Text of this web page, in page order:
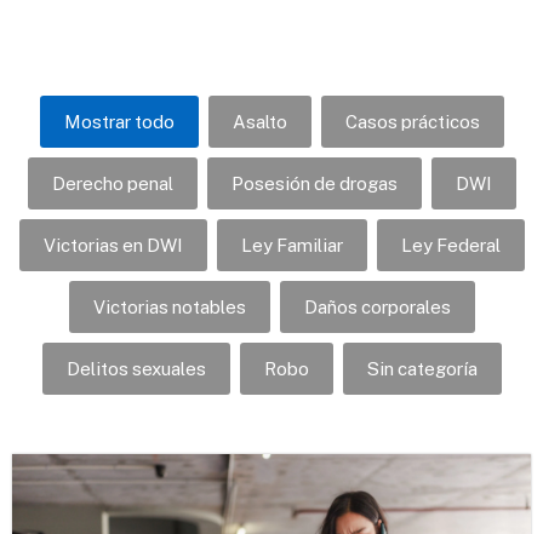
Mostrar todo Asalto Casos prácticos
Derecho penal Posesión de drogas DWI
Victorias en DWI Ley Familiar Ley Federal
Victorias notables Daños corporales
Delitos sexuales Robo Sin categoría